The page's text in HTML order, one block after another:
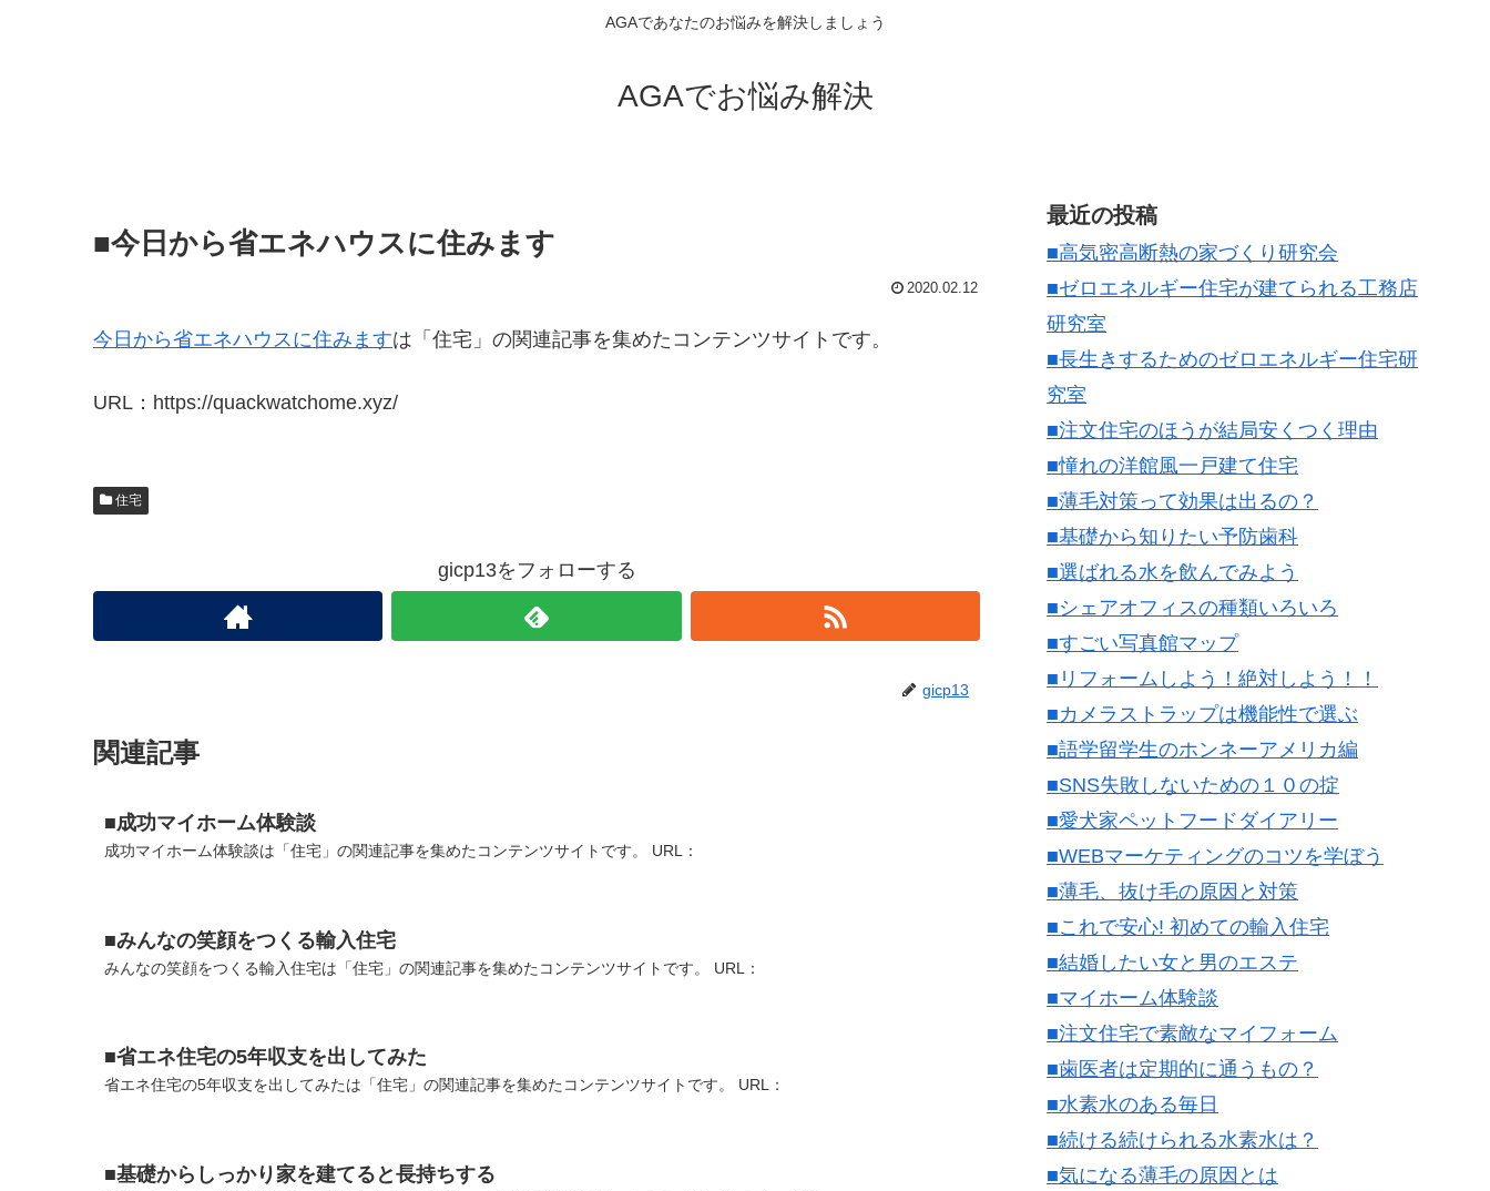
AGAであなたのお悩みを解決しましょう
AGAでお悩み解決
■今日から省エネハウスに住みます
2020.02.12
今日から省エネハウスに住みますは「住宅」の関連記事を集めたコンテンツサイトです。
URL：https://quackwatchome.xyz/
住宅
gicp13をフォローする
gicp13
関連記事
■成功マイホーム体験談
成功マイホーム体験談は「住宅」の関連記事を集めたコンテンツサイトです。 URL：
■みんなの笑顔をつくる輸入住宅
みんなの笑顔をつくる輸入住宅は「住宅」の関連記事を集めたコンテンツサイトです。 URL：
■省エネ住宅の5年収支を出してみた
省エネ住宅の5年収支を出してみたは「住宅」の関連記事を集めたコンテンツサイトです。 URL：
■基礎からしっかり家を建てると長持ちする
最近の投稿
■高気密高断熱の家づくり研究会
■ゼロエネルギー住宅が建てられる工務店
研究室
■長生きするためのゼロエネルギー住宅研
究室
■注文住宅のほうが結局安くつく理由
■憧れの洋館風一戸建て住宅
■薄毛対策って効果は出るの？
■基礎から知りたい予防歯科
■選ばれる水を飲んでみよう
■シェアオフィスの種類いろいろ
■すごい写真館マップ
■リフォームしよう！絶対しよう！！
■カメラストラップは機能性で選ぶ
■語学留学生のホンネーアメリカ編
■SNS失敗しないための１０の掟
■愛犬家ペットフードダイアリー
■WEBマーケティングのコツを学ぼう
■薄毛、抜け毛の原因と対策
■これで安心! 初めての輸入住宅
■結婚したい女と男のエステ
■マイホーム体験談
■注文住宅で素敵なマイフォーム
■歯医者は定期的に通うもの？
■水素水のある毎日
■続ける続けられる水素水は？
■気になる薄毛の原因とは